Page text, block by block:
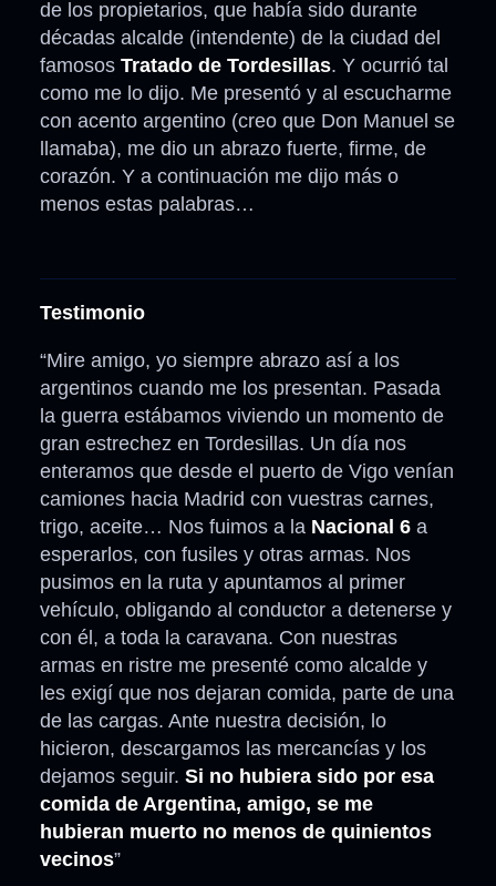
de los propietarios, que había sido durante
décadas alcalde (intendente) de la ciudad del
famosos Tratado de Tordesillas. Y ocurrió tal
como me lo dijo. Me presentó y al escucharme
con acento argentino (creo que Don Manuel se
llamaba), me dio un abrazo fuerte, firme, de
corazón. Y a continuación me dijo más o
menos estas palabras…
Testimonio
“Mire amigo, yo siempre abrazo así a los
argentinos cuando me los presentan. Pasada
la guerra estábamos viviendo un momento de
gran estrechez en Tordesillas. Un día nos
enteramos que desde el puerto de Vigo venían
camiones hacia Madrid con vuestras carnes,
trigo, aceite… Nos fuimos a la Nacional 6 a
esperarlos, con fusiles y otras armas. Nos
pusimos en la ruta y apuntamos al primer
vehículo, obligando al conductor a detenerse y
con él, a toda la caravana. Con nuestras
armas en ristre me presenté como alcalde y
les exigí que nos dejaran comida, parte de una
de las cargas. Ante nuestra decisión, lo
hicieron, descargamos las mercancías y los
dejamos seguir. Si no hubiera sido por esa
comida de Argentina, amigo, se me
hubieran muerto no menos de quinientos
vecinos”